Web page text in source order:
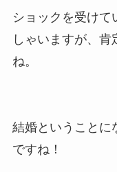
ショックを受けて
しゃいますが、
ね。
結婚ということに
ですね！